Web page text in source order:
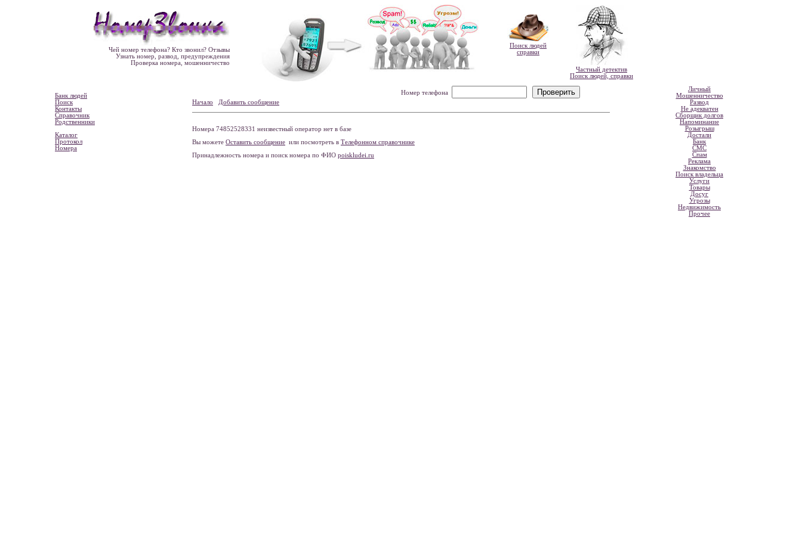
Чей номер телефона? Кто звонил? Отзывы
Узнать номер, развод, предупреждения
Проверка номера, мошенничество
Поиск людей
справки
Частный детектив
Поиск людей, справки
Банк людей
Поиск
Контакты
Справочник
Родственники
Каталог
Протокол
Номера
Номер телефона
Начало
Добавить сообщение
Номера 74852528331 неизвестный оператор нет в базе
Вы можете Оставить сообщение или посмотреть в Телефонном справочнике
Принадлежность номера и поиск номера по ФИО poiskludei.ru
Личный
Мошенничество
Развод
Не адекватен
Сборщик долгов
Напоминание
Розыгрыш
Достали
Банк
СМС
Спам
Реклама
Знакомство
Поиск владельца
Услуги
Товары
Досуг
Угрозы
Недвижимость
Прочее